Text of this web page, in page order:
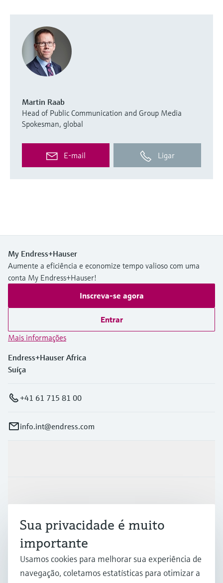
Martin Raab
Head of Public Communication and Group Media
Spokesman, global
E-mail Ligar
My Endress+Hauser
Aumente a eficiência e economize tempo valioso com uma
conta My Endress+Hauser!
Inscreva-se agora
Entrar
Mais informações
Endress+Hauser Africa
Suíça
+41 61 715 81 00
info.int@endress.com
Suporte
Sua privacidade é muito
importante
Usamos cookies para melhorar sua experiência de
navegação, coletamos estatísticas para otimizar a